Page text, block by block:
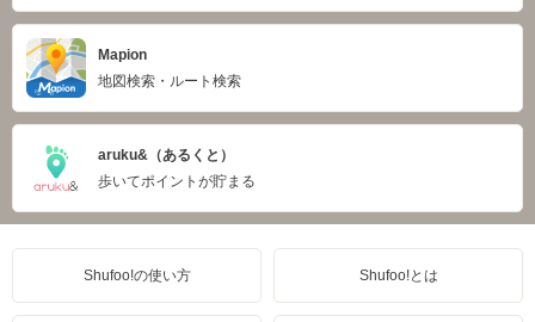
Mapion
地図検索・ルート検索
aruku&（あるくと）
歩いてポイントが貯まる
Shufoo!の使い方 Shufoo!とは